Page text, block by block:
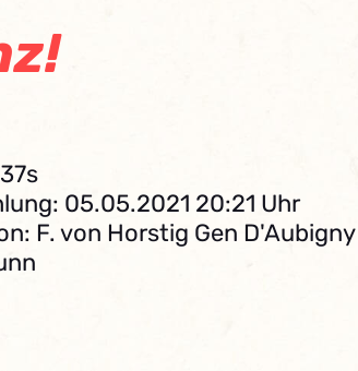
05.05.2021 20:21 Uhr
F. von Horstig Gen D'Aubigny